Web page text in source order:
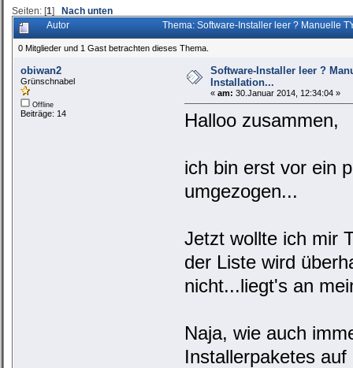
Seiten: [1] Nach unten
Autor Thema: Software-Installer leer ? Manuelle
0 Mitglieder und 1 Gast betrachten dieses Thema.
obiwan2
Grünschnabel
Offline
Beiträge: 14
Software-Installer leer ?
Installation...
« am: 30.Januar 2014, 12:34:04 »
Halloo zusammen,
ich bin erst vor ein
umgezogen...
Jetzt wollte ich mir
der Liste wird
nicht...liegt's an
Naja, wie auch
Installerpaketes